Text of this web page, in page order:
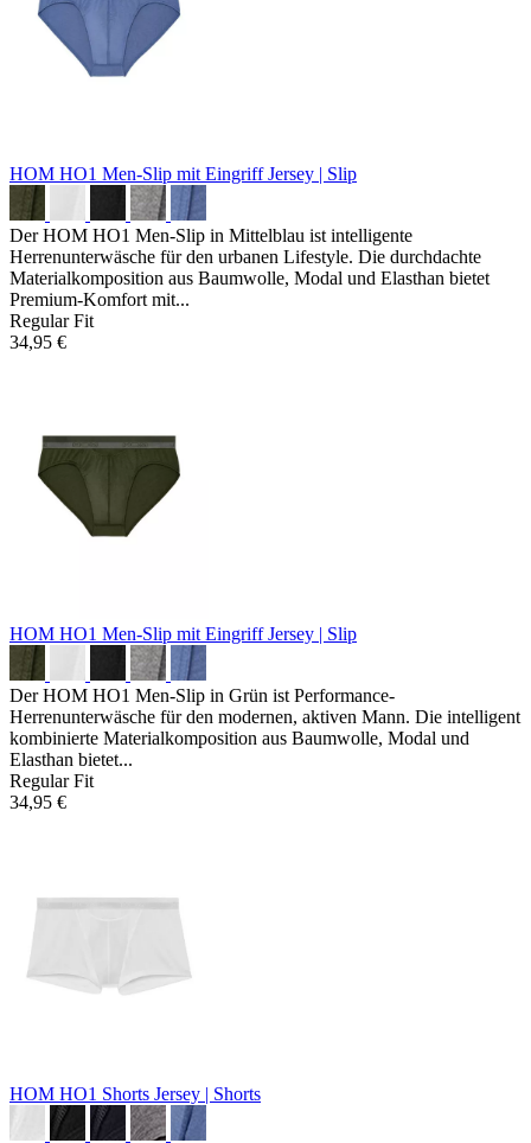
HOM HO1 Men-Slip mit EingriffJersey | Slip
Der HOM HO1 Men-Slip in Mittelblau ist intelligente
Herrenunterwäsche für den urbanen Lifestyle. Die durchdachte
Materialkomposition aus Baumwolle, Modal und Elasthan bietet
Premium-Komfort mit...
Regular Fit
34,95 €
HOM HO1 Men-Slip mit EingriffJersey | Slip
Der HOM HO1 Men-Slip in Grün ist Performance-
Herrenunterwäsche für den modernen, aktiven Mann. Die intelligent
kombinierte Materialkomposition aus Baumwolle, Modal und
Elasthan bietet...
Regular Fit
34,95 €
HOM HO1 Shorts Jersey | Shorts